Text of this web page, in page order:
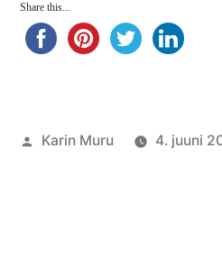
Share this...
Posted
Karin Muru 4. juuni